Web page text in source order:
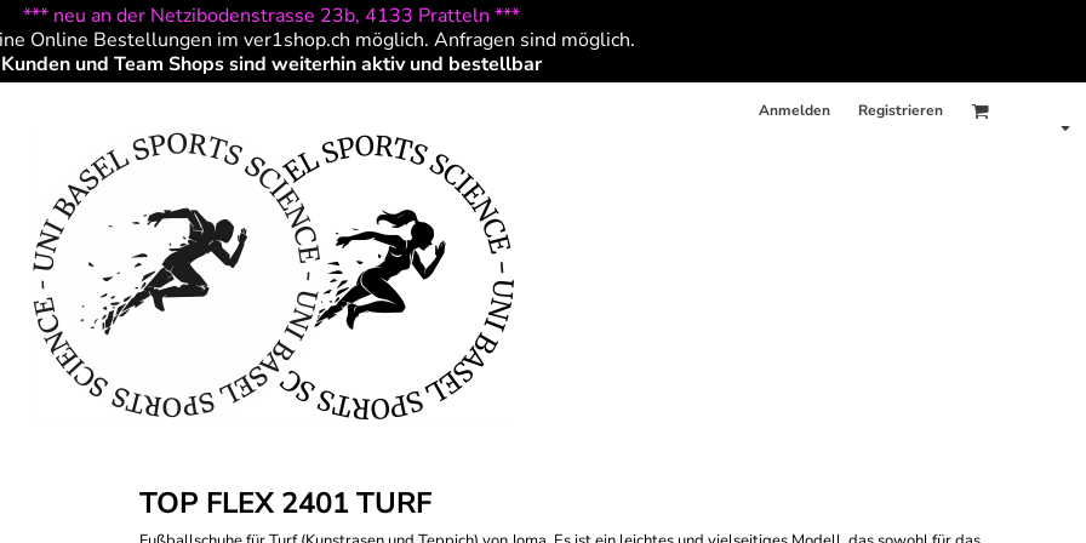
*** neu an der Netzibodenstrasse 23b, 4133 Pratteln ***
Online Bestellungen im ver1shop.ch möglich. Anfragen sind möglich.
Kunden und Team Shops sind weiterhin aktiv und bestellbar
Anmelden Registrieren
TOP FLEX 2401 TURF